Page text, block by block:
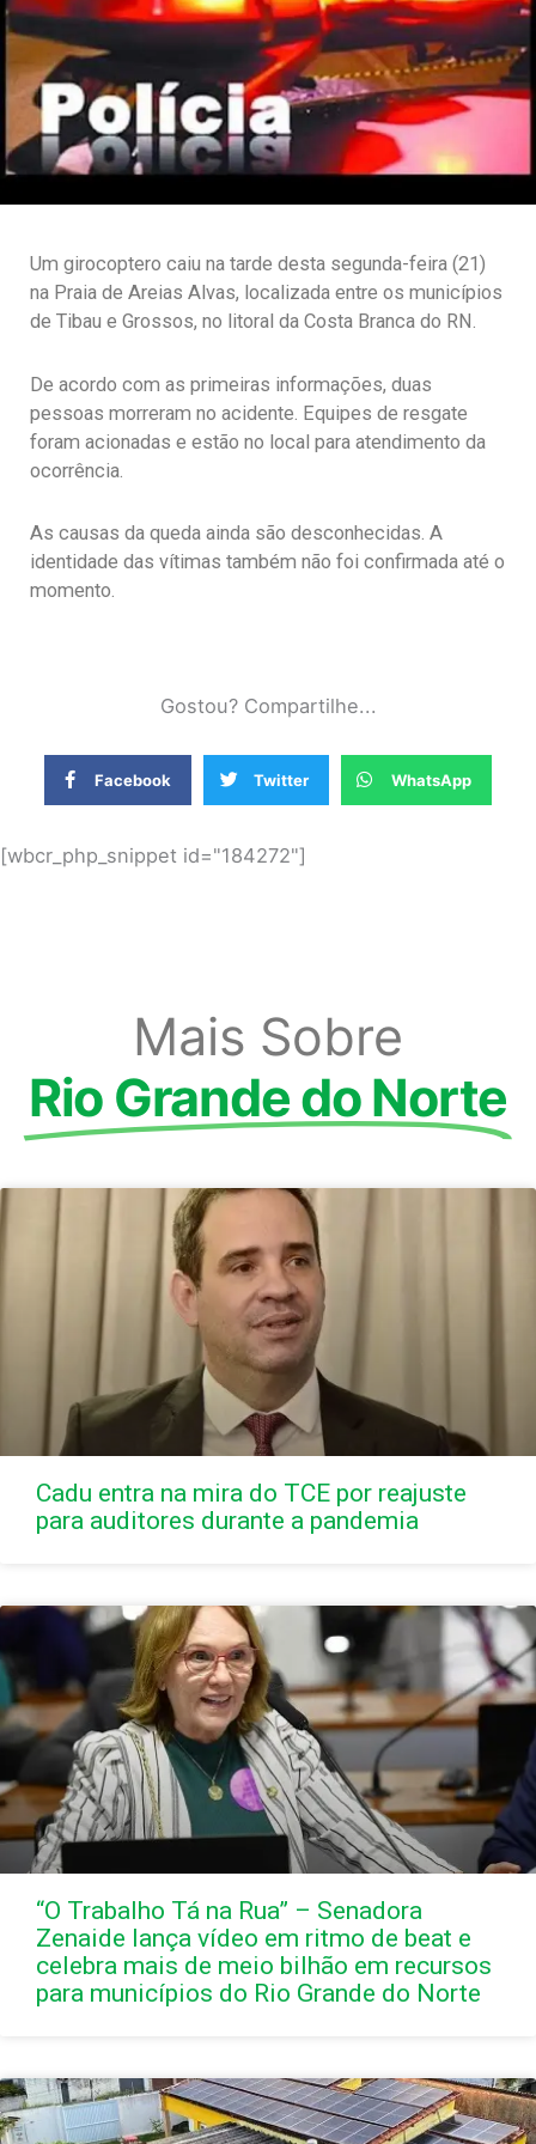
Um girocoptero caiu na tarde desta segunda-feira (21)
na Praia de Areias Alvas, localizada entre os municípios
de Tibau e Grossos, no litoral da Costa Branca do RN.
De acordo com as primeiras informações, duas
pessoas morreram no acidente. Equipes de resgate
foram acionadas e estão no local para atendimento da
ocorrência.
As causas da queda ainda são desconhecidas. A
identidade das vítimas também não foi confirmada até o
momento.
Gostou? Compartilhe...
Facebook Twitter WhatsApp
[wbcr_php_snippet id="184272"]
Mais Sobre
Rio Grande do Norte
Cadu entra na mira do TCE por reajuste
para auditores durante a pandemia
“O Trabalho Tá na Rua” – Senadora
Zenaide lança vídeo em ritmo de beat e
celebra mais de meio bilhão em recursos
para municípios do Rio Grande do Norte